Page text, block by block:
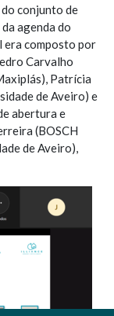
conjunto de
agenda do
era composto por
Carvalho
Patrícia
de Aveiro) e
abertura e
(BOSCH
de Aveiro),